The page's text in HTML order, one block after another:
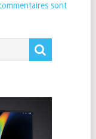
sont